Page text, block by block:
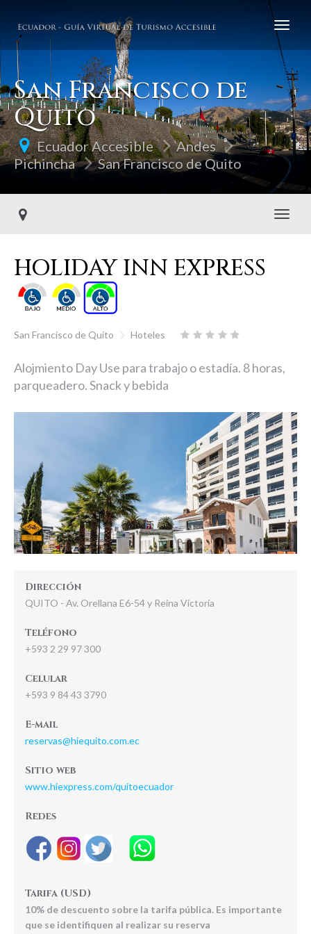
San Francisco de
Quito
Ecuador Accesible
Andes
Pichincha
San Francisco de Quito
HOLIDAY INN EXPRESS
San Francisco de Quito Hoteles
Alojmiento Day Use para trabajo o estadía. 8 horas,
parqueadero. Snack y bebida
Dirección
QUITO - Av. Orellana E6-54 y Reina Victoria
Teléfono
+593 2 29 97 300
Celular
+593 9 84 43 3790
E-mail
reservas@hiequito.com.ec
Sitio web
www.hiexpress.com/quitoecuador
Redes
Tarifa (USD)
10% de descuento sobre la tarifa pública. Es importante
que se identifiquen al realizar su reserva